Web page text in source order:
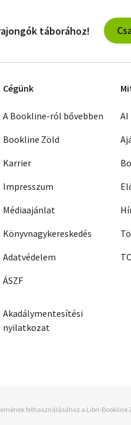
táborához!
Cégünk
A Bookline-ról bővebben
Bookline Zöld
Karrier
Impresszum
Médiaajánlat
Könyvnagykereskedés
Adatvédelem
ÁSZF
Akadálymentesítési
nyilatkozat
AI
felhasználásához a Libri-Bookline